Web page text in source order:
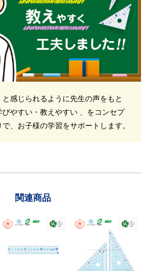
と感じられるように先生の声をもと
やすい・教えやすい 、をコンセプ
、お子様の学習をサポートします。
関連商品